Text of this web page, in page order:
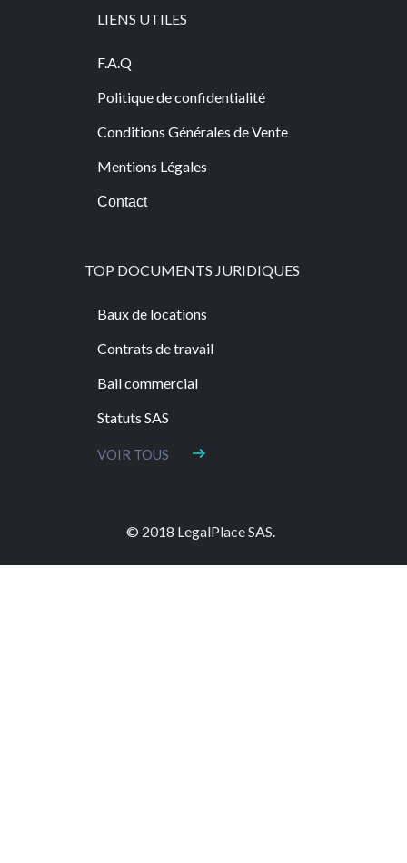
© 2018 LegalPlace SAS.
LIENS UTILES
F.A.Q
Politique de confidentialité
Conditions Générales de Vente
Mentions Légales
Contact
TOP DOCUMENTS JURIDIQUES
Baux de locations
Contrats de travail
Bail commercial
Statuts SAS
VOIR TOUS